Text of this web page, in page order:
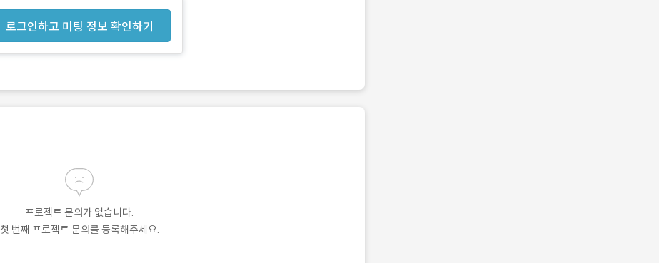
로그인하고 미팅 정보 확인하기
프로젝트 문의가 없습니다.
첫 번째 프로젝트 문의를 등록해주세요.